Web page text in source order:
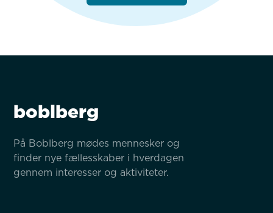
boblberg
På Boblberg mødes mennesker og
finder nye fællesskaber i hverdagen
gennem interesser og aktiviteter.